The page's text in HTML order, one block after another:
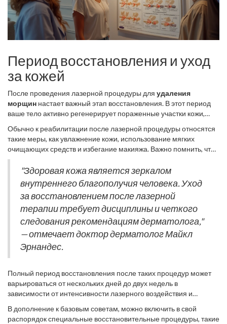
Период восстановления и уход
за кожей
После проведения лазерной процедуры для удаления
морщин настает важный этап восстановления. В этот период
ваше тело активно регенерирует пораженные участки кожи,
для достижения максимального эффекта процедуры и
минимизации нежелательных последствий требуется особый
уход и внимание. Первые дни после сеанса крайне важны,
внешним воздействиям. Американская академия дерматологии
рекомендует избегать прямого контакта с солнечными лучами,
поскольку воздействие ультрафиолета может замедлить
процесс заживления и вызвать пигментацию.
Обычно к реабилитации после лазерной процедуры относятся
такие меры, как увлажнение кожи, использование мягких
очищающих средств и избегание макияжа. Важно помнить, что
даже легкий пилинг или трение может привести к раздражению,
поэтому предпочтительно воспользоваться увлажняющими
кремами с успокаивающими компонентами, такими как алоэ
вера или гиалуроновая кислота. Специалисты также
рекомендуют избегать использования спиртосодержащих
средств, которые сушат кожу.
"Здоровая кожа является зеркалом
внутреннего благополучия человека. Уход
за восстановлением после лазерной
терапии требует дисциплины и четкого
следования рекомендациям дерматолога,"
— отмечает доктор дерматолог Майкл
Эрнандес.
Полный период восстановления после таких процедур может
варьироваться от нескольких дней до двух недель в
зависимости от интенсивности лазерного воздействия и
процедура омоложения имеет много аспектов, и каждый из них
В дополнение к базовым советам, можно включить в свой
распорядок специальные восстановительные процедуры, такие